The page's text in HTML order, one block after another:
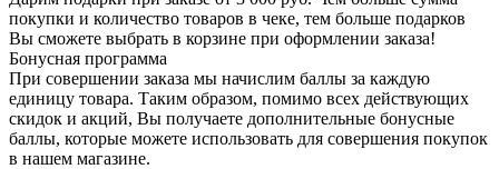
покупки и количество товаров в чеке, тем больше подарков
Вы сможете выбрать в корзине при оформлении заказа!
Бонусная программа
При совершении заказа мы начислим баллы за каждую
единицу товара. Таким образом, помимо всех действующих
скидок и акций, Вы получаете дополнительные бонусные
баллы, которые можете использовать для совершения покупок
в нашем магазине.